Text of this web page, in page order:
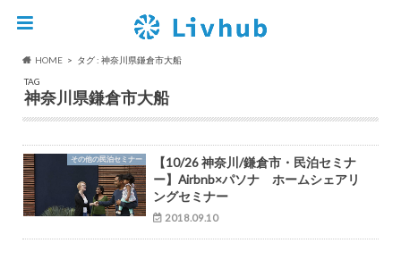
HOME
タグ : 神奈川県鎌倉市大船
TAG
神奈川県鎌倉市大船
その他の民泊セミナー
【10/26 神奈川/鎌倉市・民泊セミナ
ー】Airbnb×パソナ ホームシェアリ
ングセミナー
2018.09.10